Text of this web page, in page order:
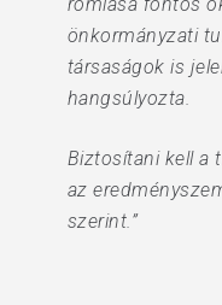
önkormányzati
társaságok is
hangsúlyozta.
Biztosítani kell a
az
szerint.”